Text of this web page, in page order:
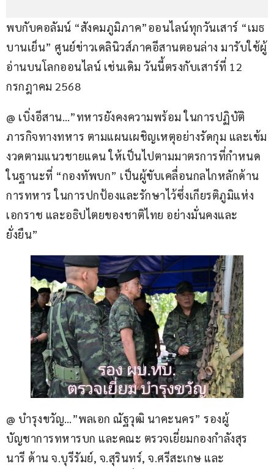
พบกับคอลัมน์ “สังคมภูมิภาค”ออนไลน์ทุกวันเสาร์ “เมธ
บานเย็น” ศูนย์ข่าวเดลินิวส์ภาคอีสานตอนล่าง มารับใช้ผู้
อ่านบนโลกออนไลน์ เช่นเดิม วันนี้ตรงกับเสาร์ที่ 12
กรกฎาคม 2568
@ เบิ่งอีสาน…”ทหารยังคงความพร้อม ในการปฏิบัติ
ภารกิจทางทหาร ตามแผนเผชิญเหตุอย่างรัดกุม และเข้ม
งวดตามแนวชายแดน ให้เป็นไปตามมาตรการที่กำหนด
ในฐานะที่ “กองทัพบก” เป็นผู้ขับเคลื่อนกลไกหลักด้าน
การทหาร ในการปกป้องและรักษาไว้ซึ่งเกียรติภูมิแห่ง
เอกราช และอธิปไตยของชาติไทย อย่างมั่นคงและ
ยั่งยืน”
@ บำรุงขวัญ…”พลเอก ณัฐวุฒิ นาคะนคร” รองผู้
บัญชาการทหารบก และคณะ ตรวจเยี่ยมกองกำลังสุร
นารี ด้าน จ.บุรีรัมย์, จ.สุรินทร์, จ.ศรีสะเกษ และ